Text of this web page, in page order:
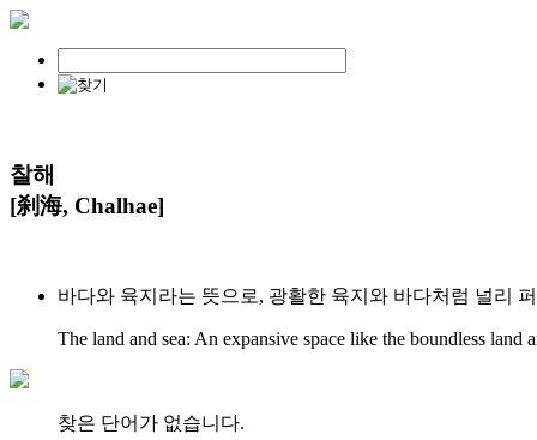
찰해
[刹海, Chalhae]
바다와 육지라는 뜻으로, 광활한 육지와 바다처럼 널리
The land and sea: An expansive space like the boundless land
찾은 단어가 없습니다.